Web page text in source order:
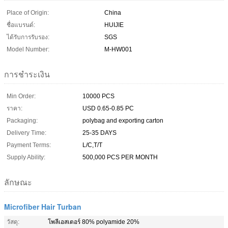
Place of Origin:
China
ชื่อแบรนด์:
HUIJIE
ได้รับการรับรอง:
SGS
Model Number:
M-HW001
การชำระเงิน
Min Order:
10000 PCS
ราคา:
USD 0.65-0.85 PC
Packaging:
polybag and exporting carton
Delivery Time:
25-35 DAYS
Payment Terms:
L/C,T/T
Supply Ability:
500,000 PCS PER MONTH
ลักษณะ
Microfiber Hair Turban
วัสดุ: โพลีเอสเตอร์ 80% polyamide 20%